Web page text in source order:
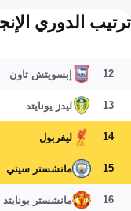
ترتيب الدوري
12 إبسويتش تاون
13 ليدز يونايتد
14 ليفربول
15 مانشستر سيتي
16 مانشستر يونايتد